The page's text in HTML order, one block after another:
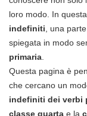
loro modo. In
indefiniti , una
spiegata in modo
primaria
Questa pagina è
che cercano un
indefiniti dei verbi
classe quarta e la